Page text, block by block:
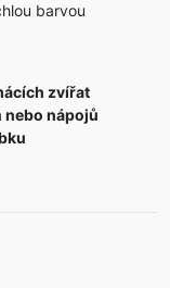
barvou
zvířat
nebo nápojů